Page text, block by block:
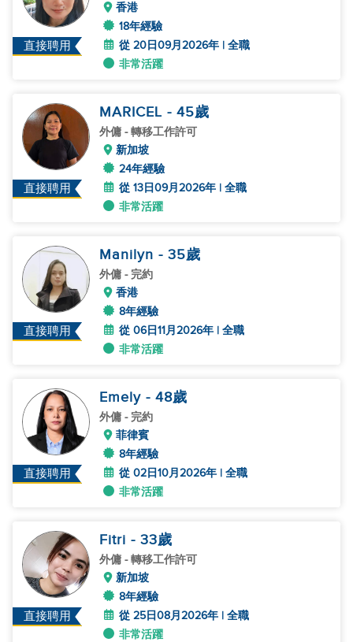
直接聘用
香港
18年經驗
從 20日09月2026年 | 全職
非常活躍
直接聘用
MARICEL - 45歲
外傭 - 轉移工作許可
新加坡
24年經驗
從 13日09月2026年 | 全職
非常活躍
直接聘用
Manilyn - 35歲
外傭 - 完約
香港
8年經驗
從 06日11月2026年 | 全職
非常活躍
直接聘用
Emely - 48歲
外傭 - 完約
菲律賓
8年經驗
從 02日10月2026年 | 全職
非常活躍
直接聘用
Fitri - 33歲
外傭 - 轉移工作許可
新加坡
8年經驗
從 25日08月2026年 | 全職
非常活躍